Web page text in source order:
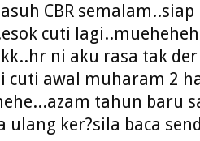
CBR
cuti
ni aku rasa tak
cuti awal muharam 2
tahun baru
ulang ker?sila baca